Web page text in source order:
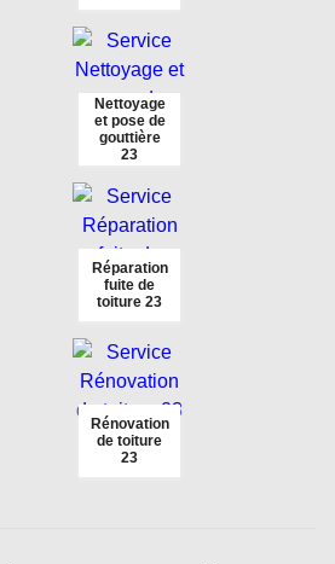
Nettoyage
et pose de
gouttière
23
Réparation
fuite de
toiture 23
Rénovation
de toiture
23